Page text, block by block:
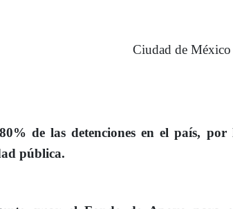
Ciudad de
de las detenciones en el país, por
pública.